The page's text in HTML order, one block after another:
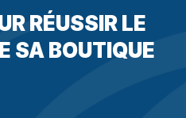
RÉUSSIR LE
SA BOUTIQUE